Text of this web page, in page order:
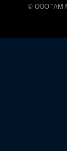
© ООО "АМ